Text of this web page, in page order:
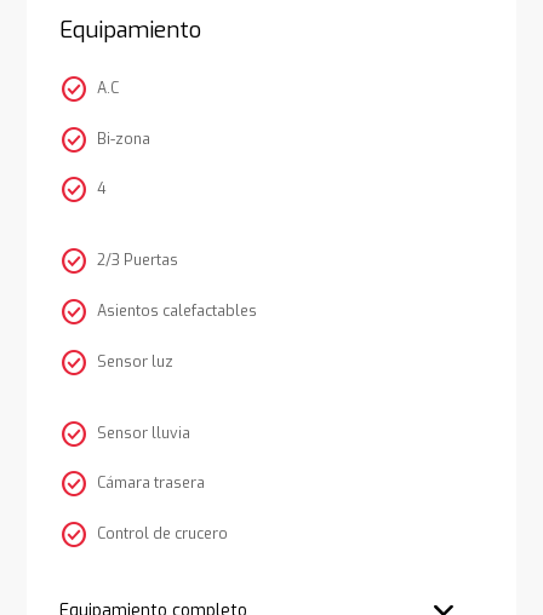
Equipamiento
check_circle A.C
check_circle Bi-zona
check_circle 4
check_circle 2/3 Puertas
check_circle Asientos calefactables
check_circle Sensor luz
check_circle Sensor lluvia
check_circle Cámara trasera
check_circle Control de crucero